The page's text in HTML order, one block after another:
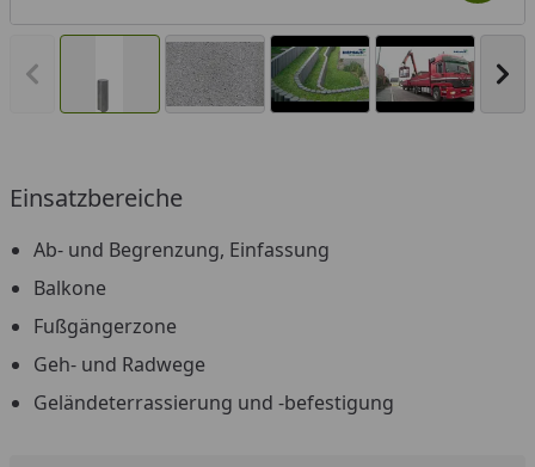
Vorheriges Bild anzeigen
Einsatzbereiche
Ab- und Begrenzung, Einfassung
Balkone
Fußgängerzone
Geh- und Radwege
Geländeterrassierung und -befestigung